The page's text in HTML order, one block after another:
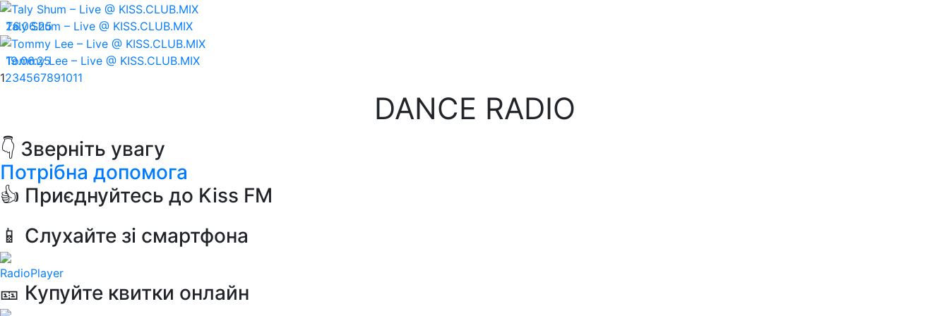
26.06.25
Taly Shum – Live @ KISS.CLUB.MIX
19.06.25
Tommy Lee – Live @ KISS.CLUB.MIX
1234567891011
DANCE RADIO
👇 Зверніть увагу
Потрібна допомога
👍 Приєднуйтесь до Kiss FM
📱 Слухайте зі смартфона
RadioPlayer
🎫 Купуйте квитки онлайн